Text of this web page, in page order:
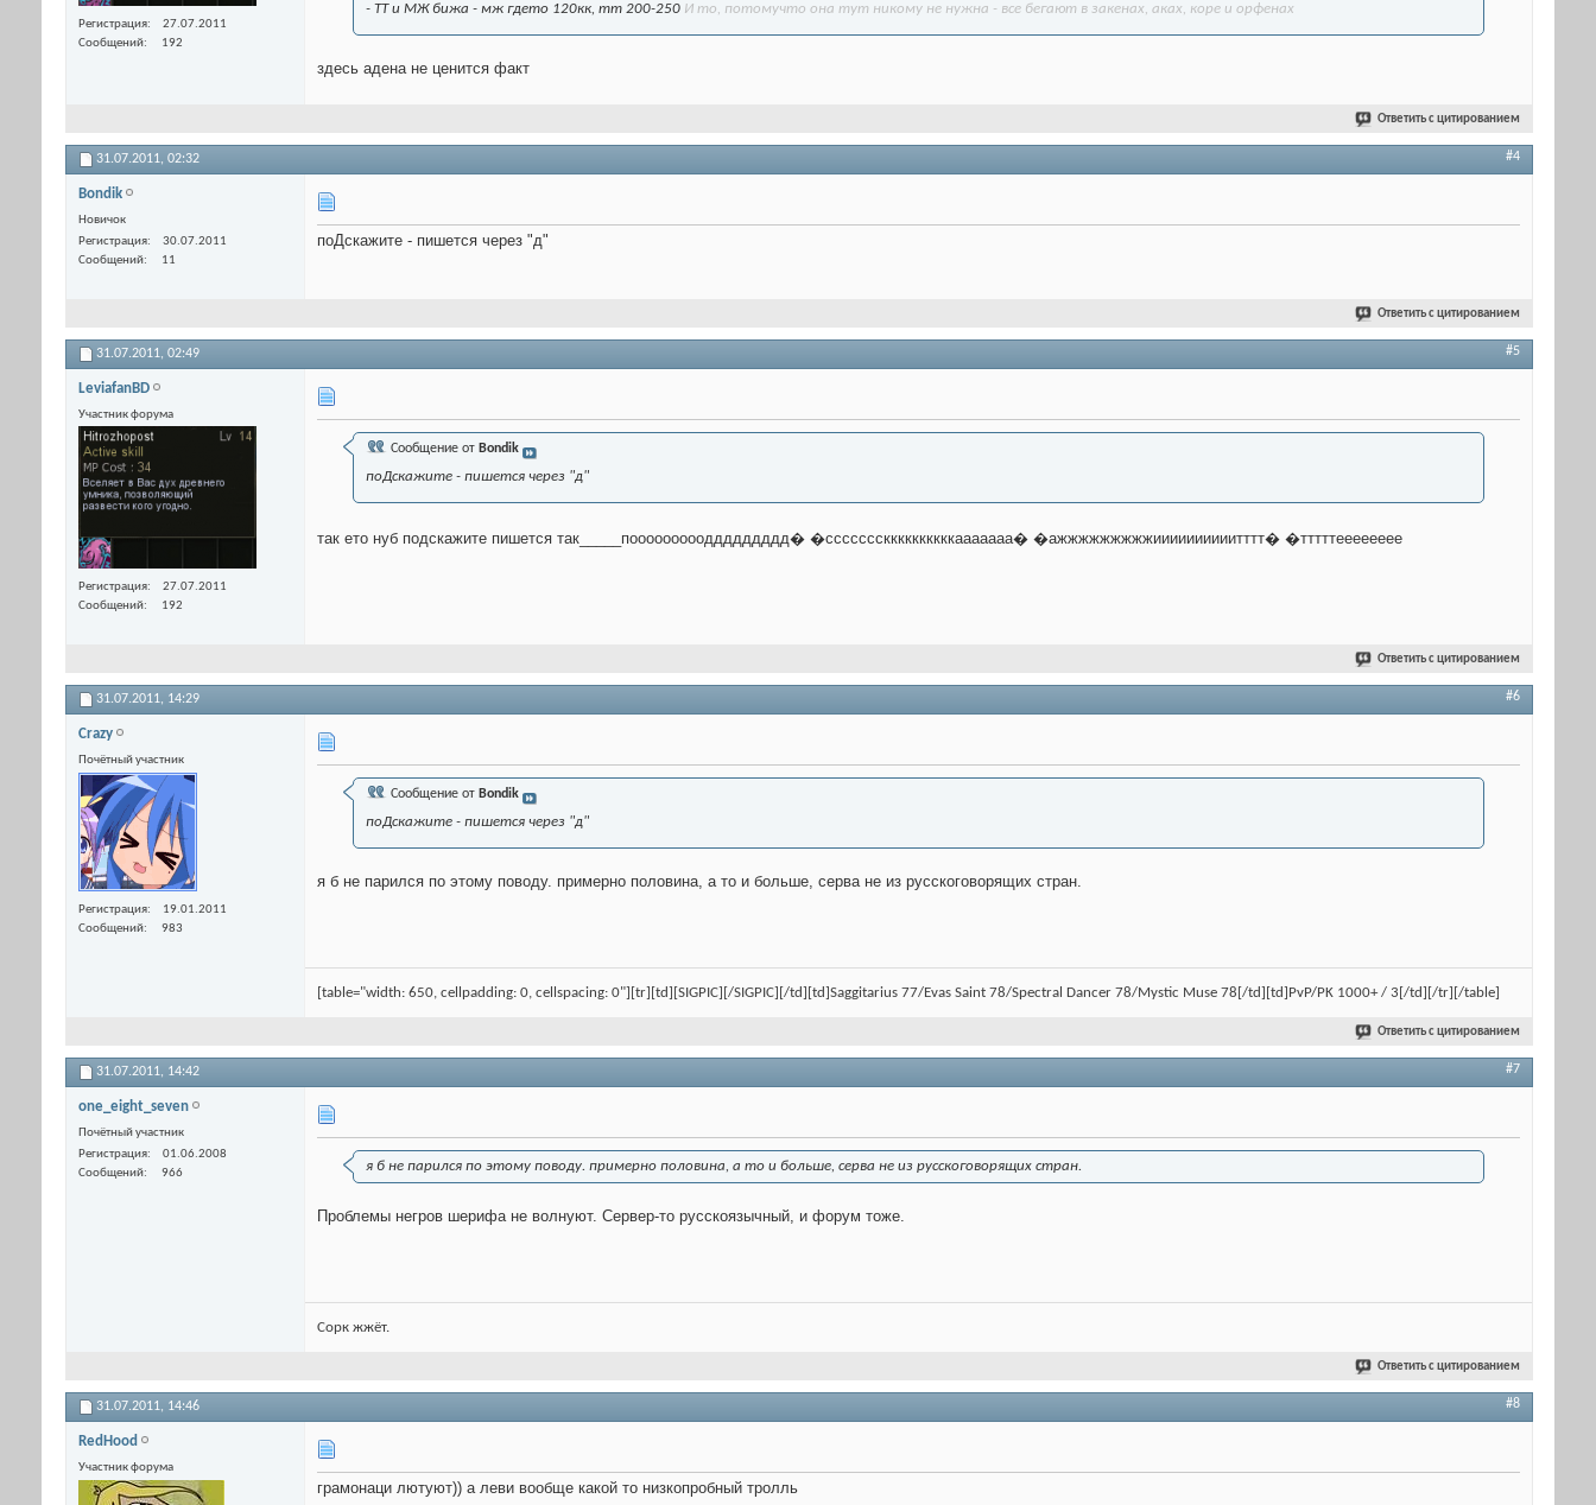
Регистрация
27.07.2011
Сообщений
192
- ТТ и МЖ бижа - мж гдето 120кк, тт 200-250 И то, потомучто она тут никому не нужна - все бегают в закенах, аках, коре и орфенах
здесь адена не ценится факт
Ответить с цитированием
31.07.2011, 02:32 #4
Bondik
Новичок
Регистрация
30.07.2011
Сообщений
11
поДскажите - пишется через "д"
Ответить с цитированием
31.07.2011, 02:49 #5
LeviafanBD
Участник форума
Регистрация
27.07.2011
Сообщений
192
Сообщение от Bondik
поДскажите - пишется через "д"
так ето нуб подскажите пишется так_____поооооооооддддддддд� �сссссссккккккккккааааааа� �ажжжжжжжжжиииииииииитттт� �тттттееееееее
Ответить с цитированием
31.07.2011, 14:29 #6
Crazy
Почётный участник
Регистрация
19.01.2011
Сообщений
983
Сообщение от Bondik
поДскажите - пишется через "д"
я б не парился по этому поводу. примерно половина, а то и больше, серва не из русскоговорящих стран.
[table="width: 650, cellpadding: 0, cellspacing: 0"][tr][td][SIGPIC][/SIGPIC][/td][td]Saggitarius 77/Evas Saint 78/Spectral Dancer 78/Mystic Muse 78[/td][td]PvP/PK 1000+ / 3[/td][/tr][/table]
Ответить с цитированием
31.07.2011, 14:42 #7
one_eight_seven
Почётный участник
Регистрация
01.06.2008
Сообщений
966 я б не парился по этому поводу. примерно половина, а то и больше, серва не из русскоговорящих стран.
Проблемы негров шерифа не волнуют. Сервер-то русскоязычный, и форум тоже.
Сорк жжёт.
Ответить с цитированием
31.07.2011, 14:46 #8
RedHood
Участник форума
грамонаци лютуют)) а леви вообще какой то низкопробный тролль